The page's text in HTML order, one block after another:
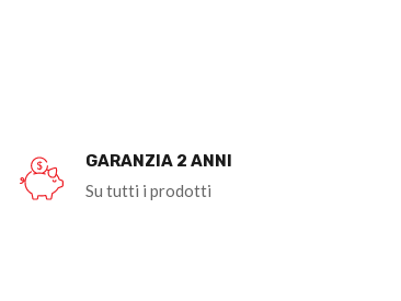
GARANZIA 2 ANNI
Su tutti i prodotti